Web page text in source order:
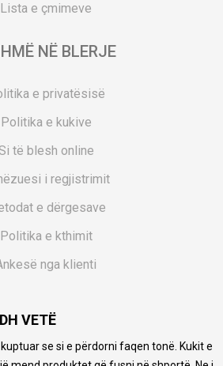
Lista e çmimeve
NË BLERJE
e privatësisë
Politika e kukive
Si të blesh online
i regjistrimit
e dërgesave
Politika e kthimit
nga klienti
më të shpeshta
një përshkrim sa më të saktë
VETË
se si e përdorni faqen tonë. Kukit e